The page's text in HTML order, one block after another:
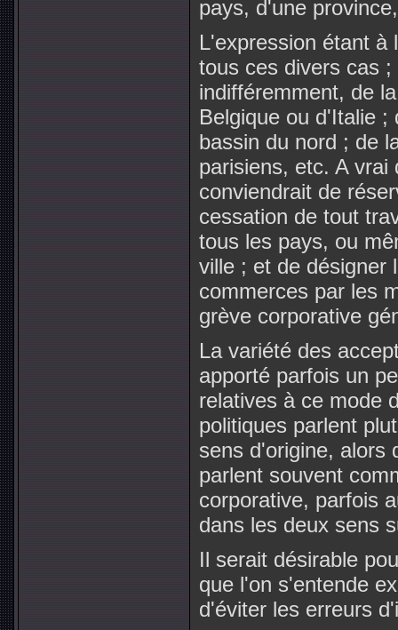
pays, d'une
L'expression étant à
tous ces divers cas
indifféremment, de
Belgique ou d'Italie ;
bassin du nord ; de
parisiens, etc. A
conviendrait de
cessation de tout
tous les pays, ou
ville ; et de désigner
commerces par les
grève corporative
La variété des
apporté parfois un
relatives à ce mode
politiques parlent
sens d'origine, alors
parlent souvent
corporative, parfois
dans les deux sens
Il serait désirable
que l'on s'entende
d'éviter les erreurs